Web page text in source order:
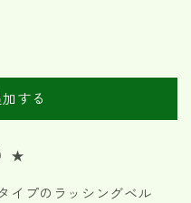
する
★
イプのラッシングベル